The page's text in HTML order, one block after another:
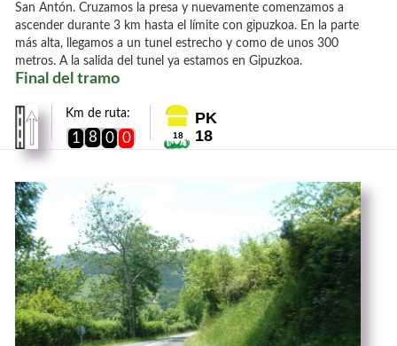
San Antón. Cruzamos la presa y nuevamente comenzamos a
ascender durante 3 km hasta el límite con gipuzkoa. En la parte
más alta, llegamos a un tunel estrecho y como de unos 300
metros. A la salida del tunel ya estamos en Gipuzkoa.
Final del tramo
Km de ruta:
1 8 0 0 18
PK
18